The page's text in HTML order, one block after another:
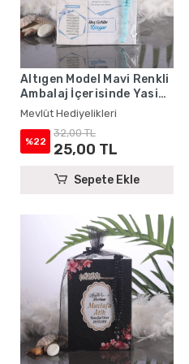
Altıgen Model Mavi Renkli
Ambalaj İçerisinde Yasin
Kitabı, Magnet ve Tesbih -
Mevlüt Hediyelikleri
Mevlüt Hediyelikleri
%22
32,00 TL
25,00 TL
Sepete Ekle